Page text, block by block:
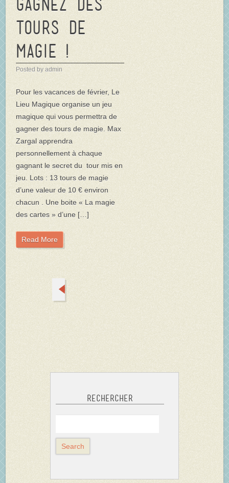
gagnez des
tours de
magie !
Posted by admin
Pour les vacances de février, Le
Lieu Magique organise un jeu
magique qui vous permettra de
gagner des tours de magie. Max
Zargal apprendra
personnellement à chaque
gagnant le secret du tour mis en
jeu. Lots : 13 tours de magie
d’une valeur de 10 € environ
chacun . Une boite « La magie
des cartes » d’une […]
Read More
Rechercher